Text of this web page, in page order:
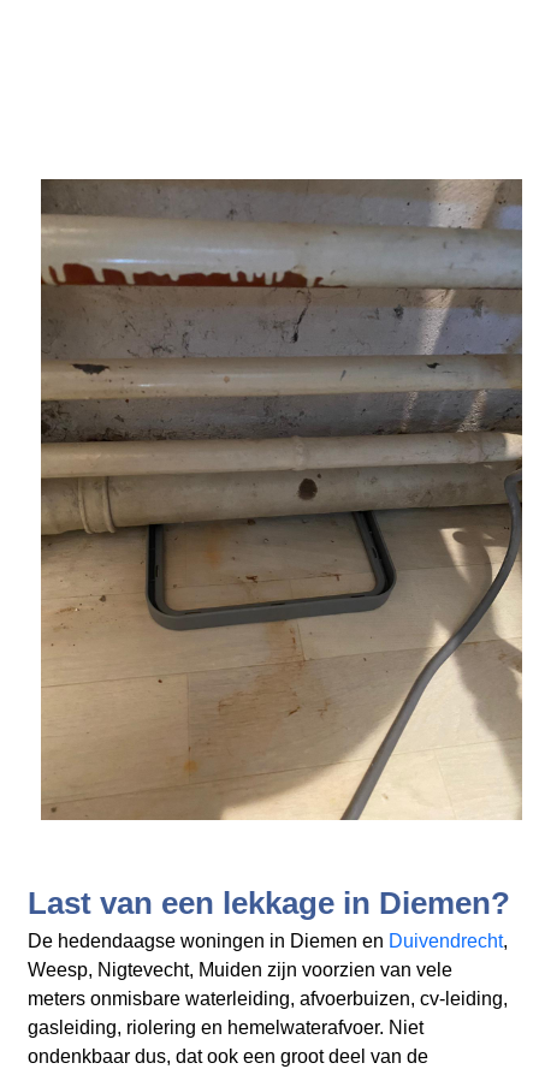
Last van een lekkage in Diemen?
De hedendaagse woningen in Diemen en Duivendrecht,
Weesp, Nigtevecht, Muiden zijn voorzien van vele
meters onmisbare waterleiding, afvoerbuizen, cv-leiding,
gasleiding, riolering en hemelwaterafvoer. Niet
ondenkbaar dus, dat ook een groot deel van de